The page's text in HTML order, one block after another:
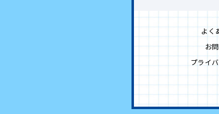
よく
お
プライ